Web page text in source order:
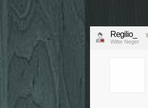
Regilio_
Witte Neger